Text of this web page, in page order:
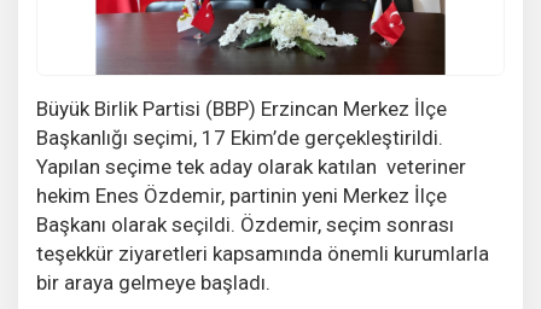
Büyük Birlik Partisi (BBP) Erzincan Merkez İlçe
Başkanlığı seçimi, 17 Ekim’de gerçekleştirildi.
Yapılan seçime tek aday olarak katılan veteriner
hekim Enes Özdemir, partinin yeni Merkez İlçe
Başkanı olarak seçildi. Özdemir, seçim sonrası
teşekkür ziyaretleri kapsamında önemli kurumlarla
bir araya gelmeye başladı.